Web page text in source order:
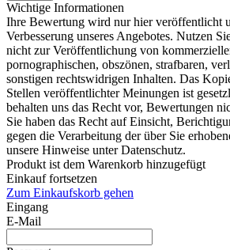
Wichtige Informationen
Ihre Bewertung wird nur hier veröffentlicht
Verbesserung unseres Angebotes. Nutzen
nicht zur Veröffentlichung von
pornographischen, obszönen, strafbaren,
sonstigen rechtswidrigen Inhalten. Das
Stellen veröffentlichter Meinungen ist
behalten uns das Recht vor, Bewertungen
Sie haben das Recht auf Einsicht,
gegen die Verarbeitung der über Sie
unsere Hinweise unter Datenschutz.
Produkt ist dem Warenkorb hinzugefügt
Einkauf fortsetzen
Zum Einkaufskorb gehen
Eingang
E-Mail